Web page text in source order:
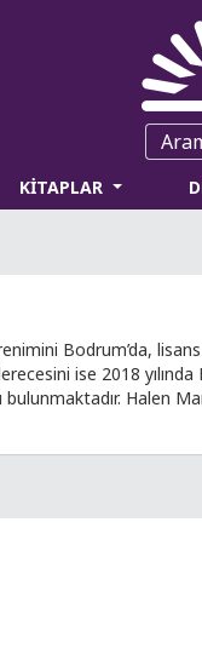
KİTAPLAR
Bodrum’da,
ise 2018
bulunmaktadır.